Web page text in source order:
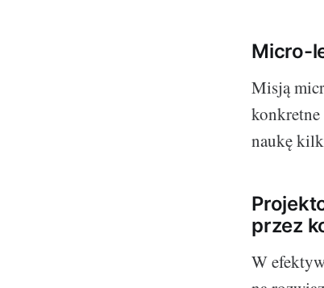
Micro-
Misją
konkretne
naukę
przez
W